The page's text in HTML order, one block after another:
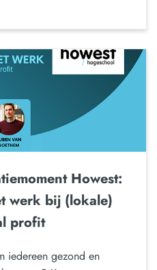
Howest:
werk bij (lokale)
profit
iedereen gezond en